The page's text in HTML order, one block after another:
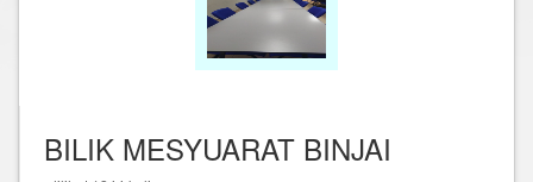
BILIK MESYUARAT BINJAI